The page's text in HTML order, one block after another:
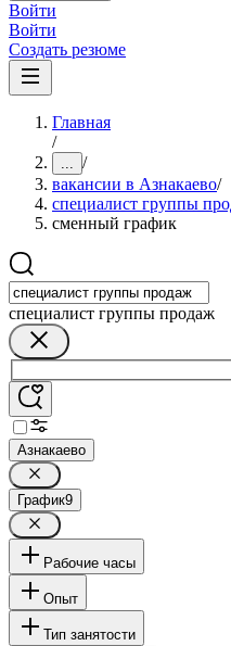
Войти
Войти
Создать резюме
Главная
/
... /
вакансии в Азнакаево/
специалист группы
сменный график
специалист группы продаж
Азнакаево
График9
Рабочие часы
Опыт
Тип занятости